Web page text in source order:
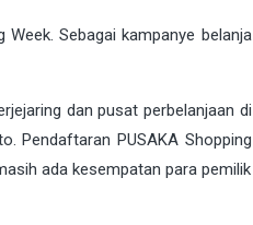
Sebagai kampanye belanja
dan pusat perbelanjaan di
Pendaftaran PUSAKA Shopping
ada kesempatan para pemilik